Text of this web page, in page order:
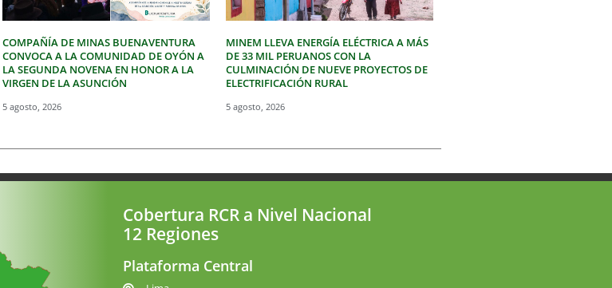
COMPAÑÍA DE MINAS BUENAVENTURA
CONVOCA A LA COMUNIDAD DE OYÓN A
LA SEGUNDA NOVENA EN HONOR A LA
VIRGEN DE LA ASUNCIÓN
5 agosto, 2026
MINEM LLEVA ENERGÍA ELÉCTRICA A MÁS
DE 33 MIL PERUANOS CON LA
CULMINACIÓN DE NUEVE PROYECTOS DE
ELECTRIFICACIÓN RURAL
5 agosto, 2026
Cobertura RCR a Nivel Nacional
12 Regiones
Plataforma Central